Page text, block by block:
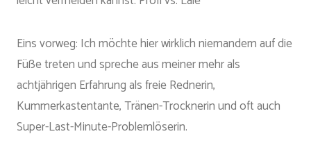
Eins vorweg: Ich möchte hier wirklich niemandem auf die
Füße treten und spreche aus meiner mehr als
achtjährigen Erfahrung als freie Rednerin,
Kummerkastentante, Tränen-Trocknerin und oft auch
Super-Last-Minute-Problemlöserin.